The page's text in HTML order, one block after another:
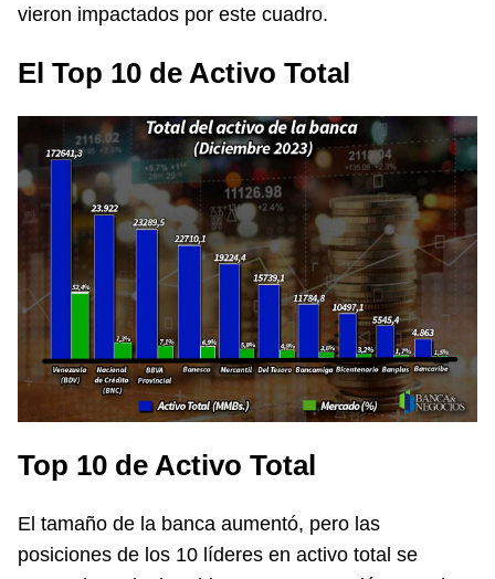
vieron impactados por este cuadro.
El Top 10 de Activo Total
Top 10 de Activo Total
El tamaño de la banca aumentó, pero las
posiciones de los 10 líderes en activo total se